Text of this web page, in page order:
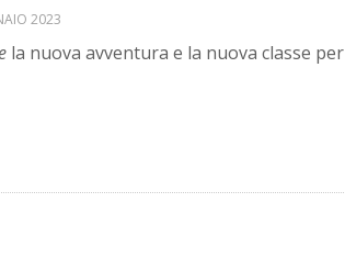
2023
la nuova avventura e la nuova classe per